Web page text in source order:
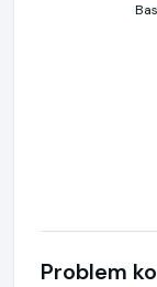
Problem